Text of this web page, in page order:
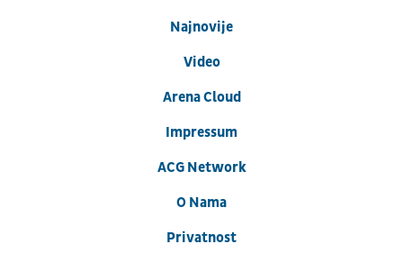
Najnovije
Video
Arena Cloud
Impressum
ACG Network
O Nama
Privatnost